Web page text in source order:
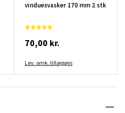
vinduesvasker 170 mm 2 stk
70,00 kr.
Lev. omk. tillægges